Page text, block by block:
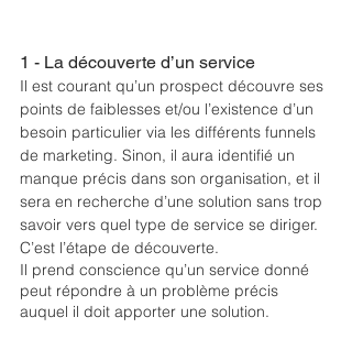
1 - La découverte d’un service
Il est courant qu’un prospect découvre ses
points de faiblesses et/ou l’existence d’un
besoin particulier via les différents funnels
de marketing. Sinon, il aura identifié un
manque précis dans son organisation, et il
sera en recherche d’une solution sans trop
savoir vers quel type de service se diriger.
C’est l’étape de découverte.
Il prend conscience qu’un service donné
peut répondre à un problème précis
auquel il doit apporter une solution.